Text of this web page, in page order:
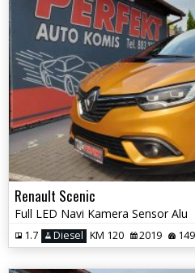
Renault Scenic
Full LED Navi Kamera Sensor Alu
1.7 Diesel KM 120 2019